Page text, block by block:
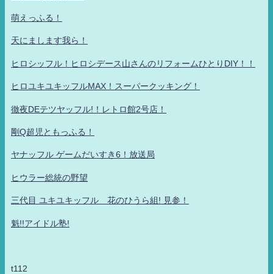
萌えっふる！
天にまします我ら！
ヒロシッフル！ヒロシデース山さんのリフォームひとりDIY！！
ヒロユキユキッフルMAX！スーパークッキング！
徹夜DEテツヤッフル!！レトロ館2号店！
剛Q超児ともっふる！
ヤナッフル ゲームだいすき6！放送局
ヒウラー総統の野望
三代目 ユキユキッフル 花のひうら組! 見参！
魁!!アイドル塾!
t112